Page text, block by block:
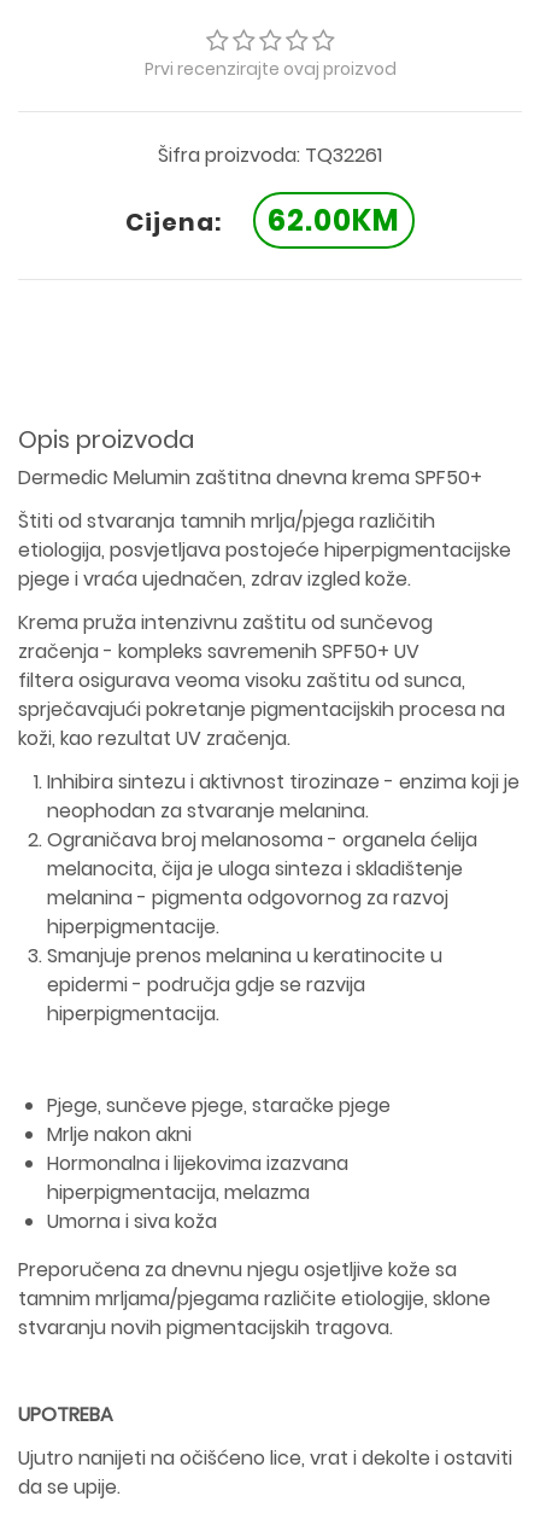
Prvi recenzirajte ovaj proizvod
Šifra proizvoda: TQ32261
Cijena: 62.00KM
Opis proizvoda
Dermedic Melumin zaštitna dnevna krema SPF50+
Štiti od stvaranja tamnih mrlja/pjega različitih
etiologija, posvjetljava postojeće hiperpigmentacijske
pjege i vraća ujednačen, zdrav izgled kože.
Krema pruža intenzivnu zaštitu od sunčevog
zračenja - kompleks savremenih SPF50+ UV
filtera osigurava veoma visoku zaštitu od sunca,
sprječavajući pokretanje pigmentacijskih procesa na
koži, kao rezultat UV zračenja.
Inhibira sintezu i aktivnost tirozinaze - enzima koji je
neophodan za stvaranje melanina.
Ograničava broj melanosoma - organela ćelija
melanocita, čija je uloga sinteza i skladištenje
melanina - pigmenta odgovornog za razvoj
hiperpigmentacije.
Smanjuje prenos melanina u keratinocite u
epidermi - područja gdje se razvija
hiperpigmentacija.
Pjege, sunčeve pjege, staračke pjege
Mrlje nakon akni
Hormonalna i lijekovima izazvana
hiperpigmentacija, melazma
Umorna i siva koža
Preporučena za dnevnu njegu osjetljive kože sa
tamnim mrljama/pjegama različite etiologije, sklone
stvaranju novih pigmentacijskih tragova.
UPOTREBA
Ujutro nanijeti na očišćeno lice, vrat i dekolte i ostaviti
da se upije.